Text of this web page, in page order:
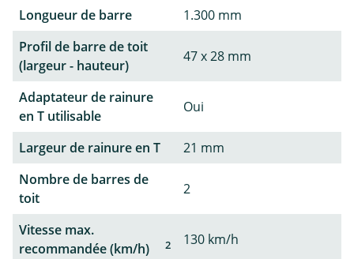
Longueur de barre
1.300 mm
Profil de barre de toit
(largeur - hauteur)
47 x 28 mm
Adaptateur de rainure
en T utilisable
Oui
Largeur de rainure en T
21 mm
Nombre de barres de
toit
2
Vitesse max.
recommandée (km/h)
2 130 km/h